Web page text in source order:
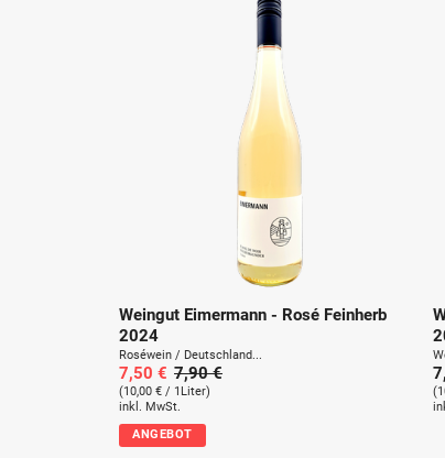
Weingut Eimermann - Rosé Feinherb
2024
Roséwein / Deutschland...
7,50 € 7,90 €
(10,00 € / 1Liter)
inkl. MwSt.
ANGEBOT